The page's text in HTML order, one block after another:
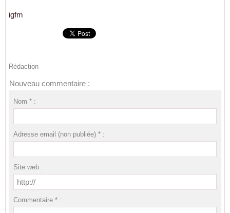
igfm
Rédaction
Nouveau commentaire :
Nom * :
Adresse email (non publiée) * :
Site web :
Commentaire * :